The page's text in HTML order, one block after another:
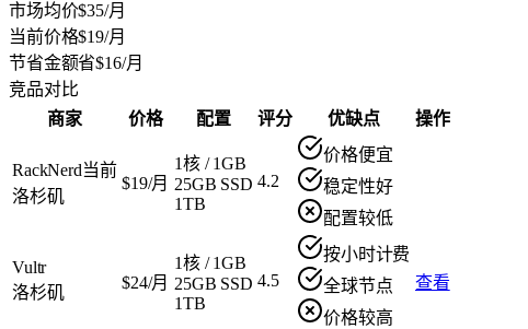
市场均价$35/月
当前价格$19/月
节省金额省$16/月
竞品对比
商家
价格 配置 评分 优缺点 操作
RackNerd当前
洛杉矶
$19/月
1核/1GB
25GB SSD
1TB
4.2
价格便宜
稳定性好
配置较低
Vultr
洛杉矶
$24/月
1核/1GB
25GB SSD
1TB
4.5
按小时计费
全球节点
价格较高
查看